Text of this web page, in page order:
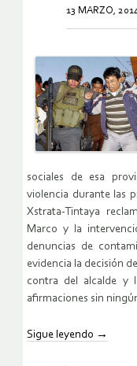
13 MARZO,
sociales de esa
violencia durante las
Xstrata-Tintaya
Marco y la
denuncias de
evidencia la decisión
contra del alcalde y
afirmaciones sin
Sigue leyendo →